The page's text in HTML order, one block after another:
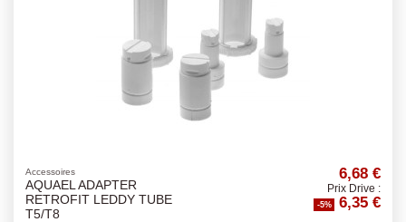
Accessoires
AQUAEL ADAPTER
RETROFIT LEDDY TUBE
T5/T8
6,68 €
Prix Drive :
-5% 6,35 €